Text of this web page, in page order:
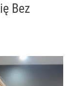
Bez